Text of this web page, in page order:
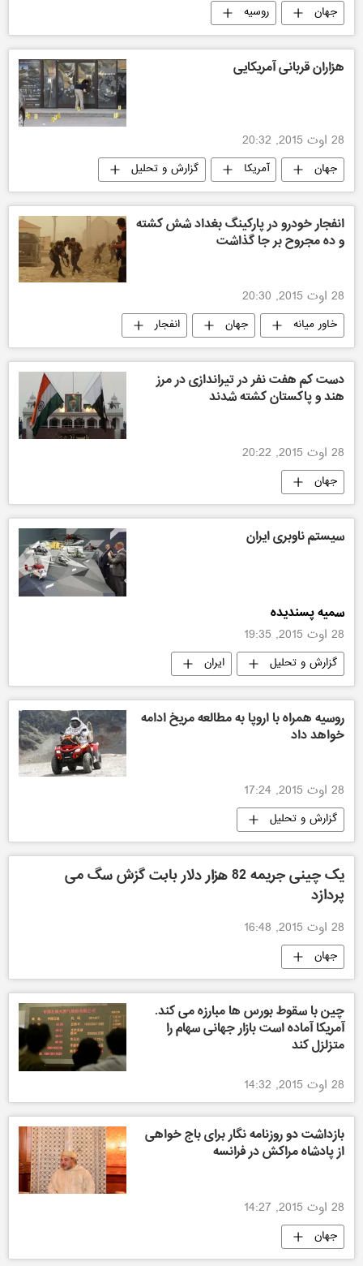
جهان روسیه
هزاران قربانی آمریکایی
28 اوت 2015, 20:32
جهان آمریکا گزارش و تحلیل
انفجار خودرو در پارکینگ بغداد شش کشته
و ده مجروح بر جا گذاشت
28 اوت 2015, 20:30
خاور میانه جهان انفجار
دست کم هفت نفر در تیراندازی در مرز
هند و پاکستان کشته شدند
28 اوت 2015, 20:22
جهان
سیستم ناوبری ایران
سمیه پسندیده
28 اوت 2015, 19:35
گزارش و تحلیل
ایران
نمایشگاه هوایی "ماکس-٢٠١٥"
پرخواننده ترین مطالب
روسیه همراه با اروپا به مطالعه مریخ ادامه
خواهد داد
28 اوت 2015, 17:24
گزارش و تحلیل
نمایشگاه هوایی "ماکس-٢٠١٥"
یک چینی جریمه 82 هزار دلار بابت گزش سگ می
پردازد
28 اوت 2015, 16:48
جهان
چین با سقوط بورس ها مبارزه می کند.
آمریکا آماده است بازار جهانی سهام را
متزلزل کند
28 اوت 2015, 14:32
بازداشت دو روزنامه نگار برای باج خواهی
از پادشاه مراکش در فرانسه
28 اوت 2015, 14:27
جهان